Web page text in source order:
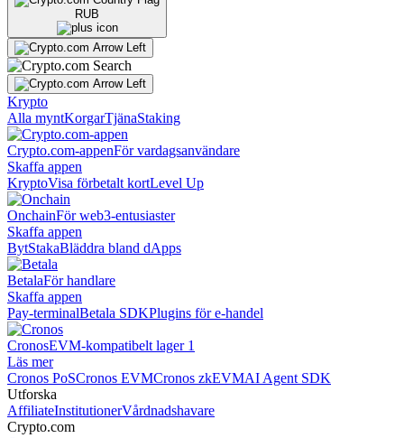
RUB
Krypto
Alla myntKorgarTjänaStaking
Crypto.com-appenFör vardagsanvändare
Skaffa appen
KryptoVisa förbetalt kortLevel Up
OnchainFör web3-entusiaster
Skaffa appen
BytStakaBläddra bland dApps
BetalaFör handlare
Skaffa appen
Pay-terminalBetala SDKPlugins för e-handel
CronosEVM-kompatibelt lager 1
Läs mer
Cronos PoSCronos EVMCronos zkEVMAI Agent SDK
Utforska
AffiliateInstitutionerVårdnadshavare
Crypto.com